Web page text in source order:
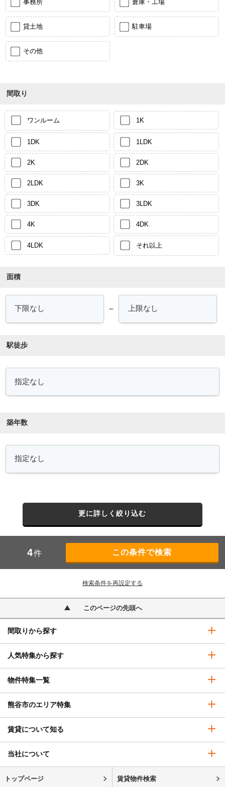
事務所 倉庫・工場
貸土地 駐車場
その他
間取り
ワンルーム 1K
1DK 1LDK
2K 2DK
2LDK 3K
3DK 3LDK
4K 4DK
4LDK それ以上
面積
～
駅徒歩
築年数
更に詳しく絞り込む
4件
検索条件を再設定する
このページの先頭へ
間取りから探す
人気特集から探す
物件特集一覧
熊谷市のエリア特集
賃貸について知る
当社について
トップページ 賃貸物件検索